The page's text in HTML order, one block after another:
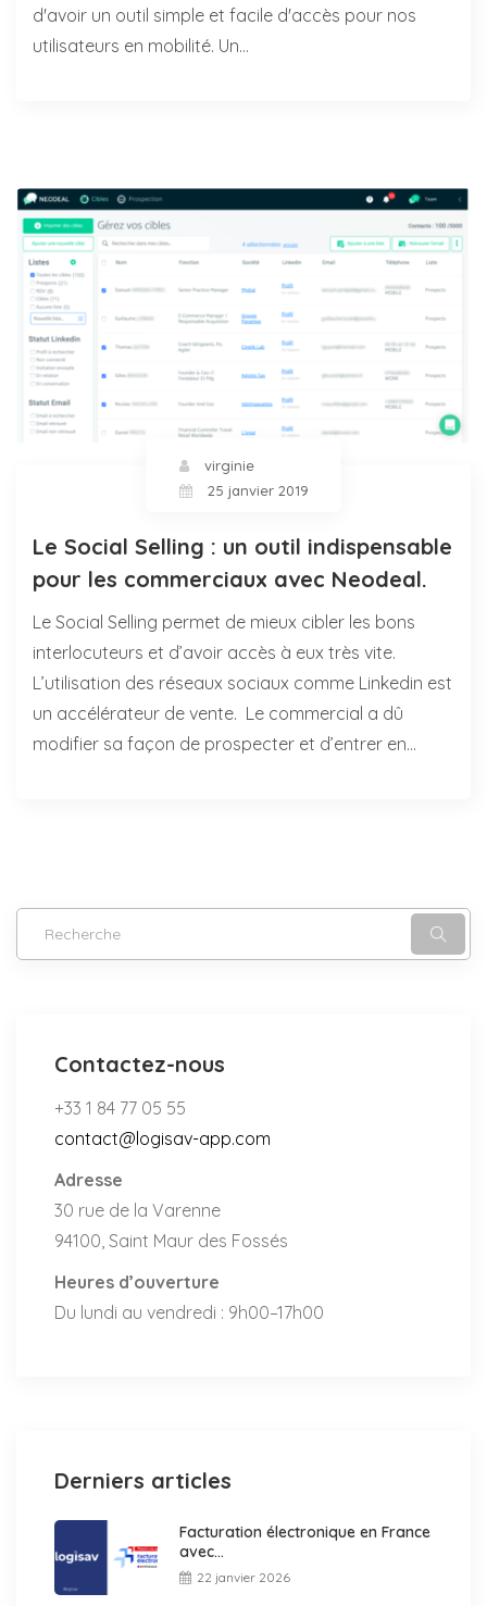
d'avoir un outil simple et facile d'accès pour nos
utilisateurs en mobilité. Un…
virginie
25 janvier 2019
Le Social Selling : un outil indispensable
pour les commerciaux avec Neodeal.
Le Social Selling permet de mieux cibler les bons
interlocuteurs et d’avoir accès à eux très vite.
L’utilisation des réseaux sociaux comme Linkedin est
un accélérateur de vente. Le commercial a dû
modifier sa façon de prospecter et d’entrer en…
Contactez-nous
+33 1 84 77 05 55
contact@logisav-app.com
Adresse
30 rue de la Varenne
94100, Saint Maur des Fossés
Heures d’ouverture
Du lundi au vendredi : 9h00–17h00
Derniers articles
Facturation électronique en France
avec...
22 janvier 2026